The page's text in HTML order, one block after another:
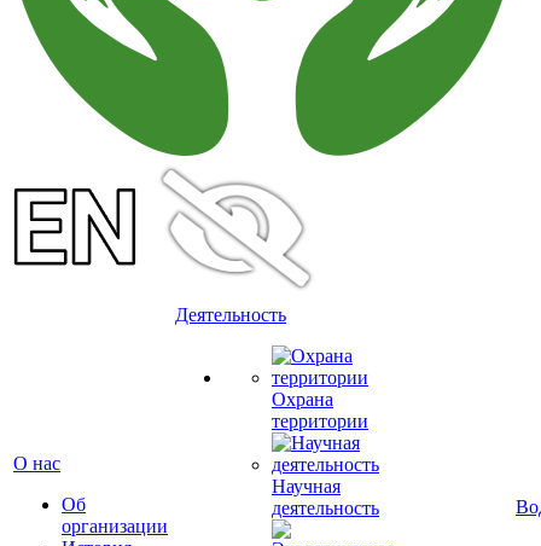
О нас
Об
организации
Деятельность
Охрана
территории
Научная
деятельность